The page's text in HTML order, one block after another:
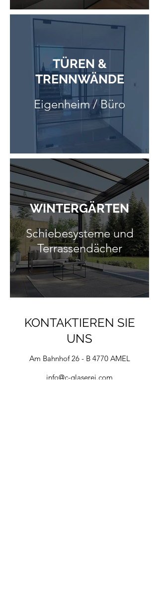
TÜREN &
TRENNWÄNDE
Eigenheim / Büro
WINTERGÄRTEN
Schiebesysteme und
Terrassendächer
KONTAKTIEREN SIE
UNS
Am Bahnhof 26 - B 4770 AMEL
info@c-glaserei.com